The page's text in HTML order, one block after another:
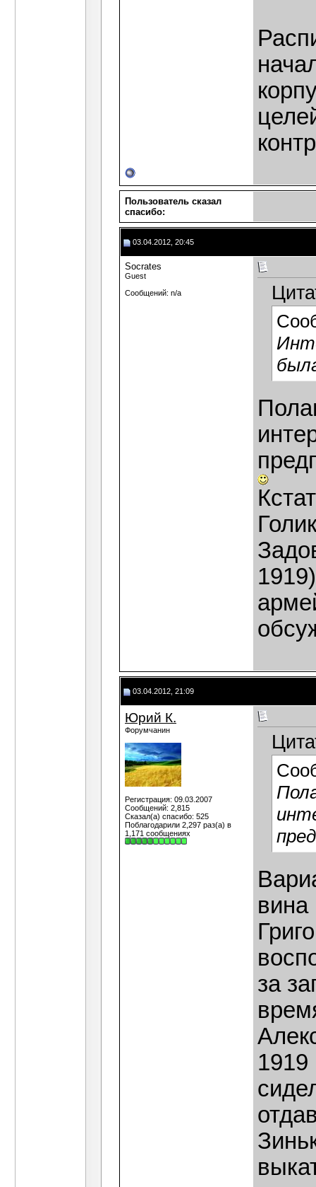
Пользователь сказал
cпасибо:
03.04.2012, 20:45
Socrates
Guest
Сообщений: n/a
03.04.2012, 21:09
Юрий К.
Форумчанин
Регистрация: 09.03.2007
Сообщений: 2,815
Сказал(а) спасибо: 525
Поблагодарили 2,297 раз(а) в
1,171 сообщениях
за